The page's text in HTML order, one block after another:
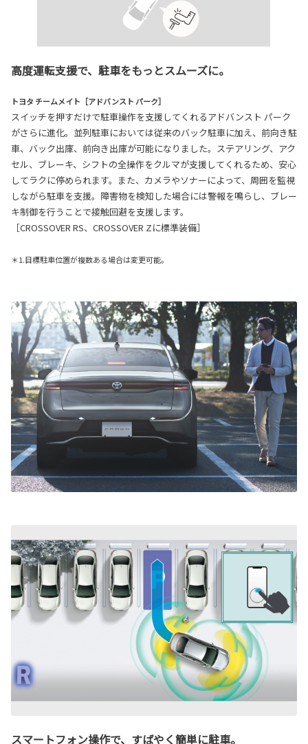
高度運転支援で、駐車をもっとスムーズに。
トヨタ チームメイト［アドバンスト パーク］
スイッチを押すだけで駐車操作を支援してくれるアドバンスト パーク
がさらに進化。並列駐車においては従来のバック駐車に加え、前向き駐
車、バック出庫、前向き出庫が可能になりました。ステアリング、アク
セル、ブレーキ、シフトの全操作をクルマが支援してくれるため、安心
してラクに停められます。また、カメラやソナーによって、周囲を監視
しながら駐車を支援。障害物を検知した場合には警報を鳴らし、ブレー
キ制御を行うことで接触回避を支援します。
［CROSSOVER RS、CROSSOVER Zに標準装備］
＊1.目標駐車位置が複数ある場合は変更可能。
スマートフォン操作で、すばやく簡単に駐車。